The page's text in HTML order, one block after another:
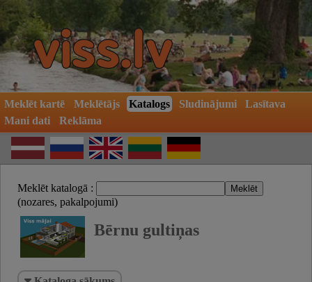
Meklēt kartē Meklētājs Katalogs Sludinājumi
Lasītava
Mani dati
Reklāma
Meklēt katalogā :
(nozares, pakalpojumi)
Bērnu gultiņas